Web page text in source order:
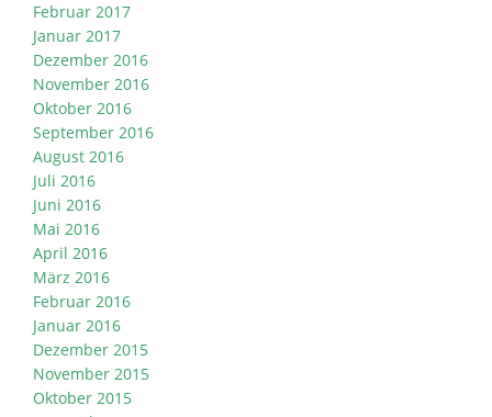
Februar 2017
Januar 2017
Dezember 2016
November 2016
Oktober 2016
September 2016
August 2016
Juli 2016
Juni 2016
Mai 2016
April 2016
März 2016
Februar 2016
Januar 2016
Dezember 2015
November 2015
Oktober 2015